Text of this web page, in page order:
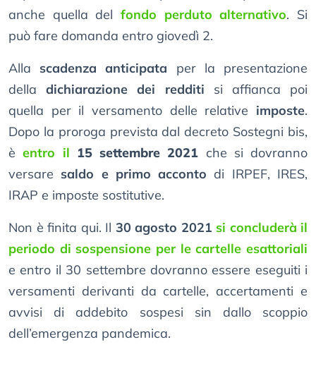
anche quella del fondo perduto alternativo. Si
può fare domanda entro giovedì 2.
Alla scadenza anticipata per la presentazione
delladichiarazione dei redditi si affianca poi
quella per il versamento delle relative imposte.
Dopo la proroga prevista dal decreto Sostegni bis,
èentro il 15 settembre 2021 che si dovranno
versare saldo e primo acconto di IRPEF, IRES,
IRAP e imposte sostitutive.
Non è finita qui. Il 30 agosto 2021 si concluderà il
periodo di sospensione per le cartelle esattoriali
e entro il 30 settembre dovranno essere eseguiti i
versamenti derivanti da cartelle, accertamenti e
avvisi di addebito sospesi sin dallo scoppio
dell’emergenza pandemica.